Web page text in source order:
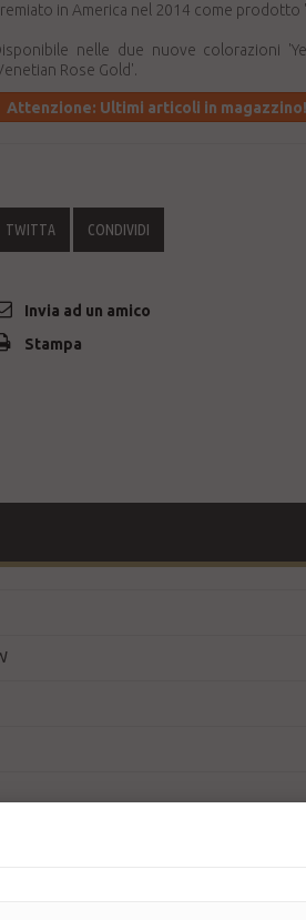
in America nel 2014 come prodotto
nelle due nuove colorazioni
Rose Gold'.
Attenzione: Ultimi articoli in magazzino!
TWITTA CONDIVIDI
Invia ad un amico
Stampa